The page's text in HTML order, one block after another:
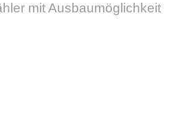
mit Ausbaumöglichkeit